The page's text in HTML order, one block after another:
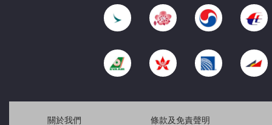
關於我們 條款及免責聲明